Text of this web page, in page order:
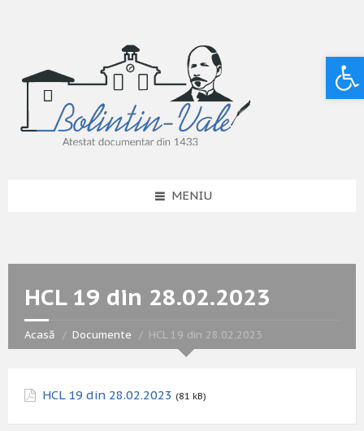
MENIU
HCL 19 din 28.02.2023
Acasă Documente HCL 19 din 28.02.2023
HCL 19 din 28.02.2023 (81 kB)
Deschide bara de unelte